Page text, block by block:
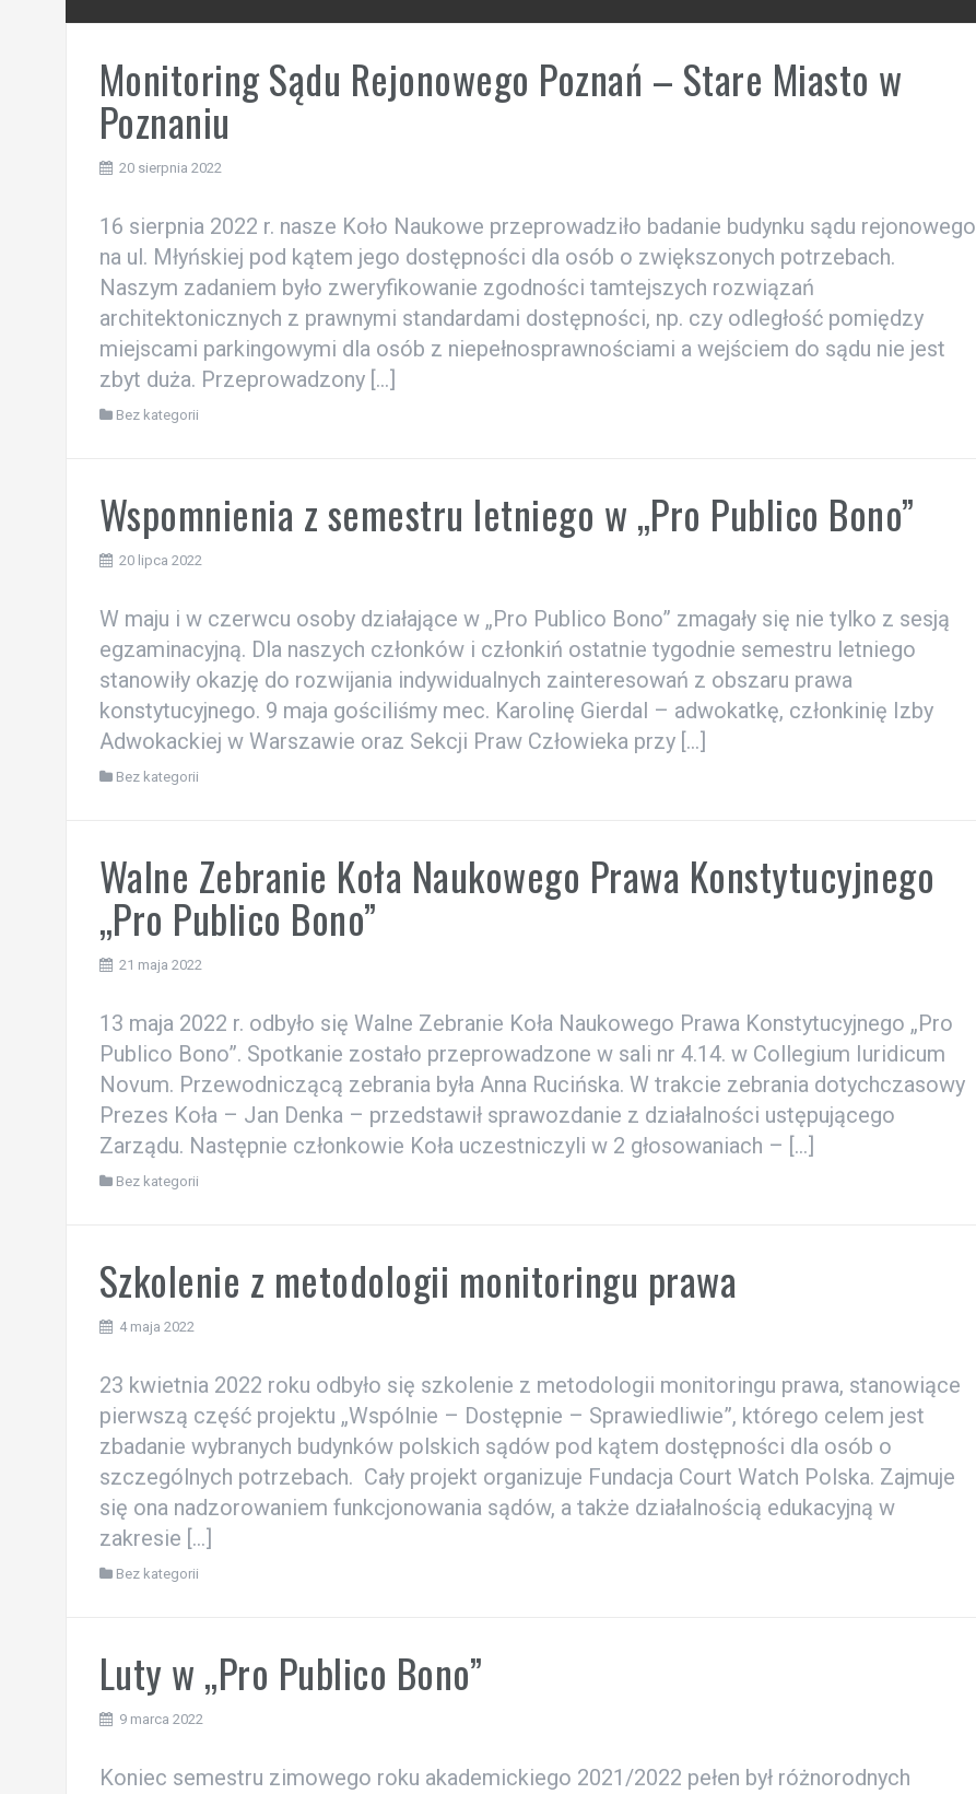
Monitoring Sądu Rejonowego Poznań – Stare Miasto w
Poznaniu
20 sierpnia 2022
16 sierpnia 2022 r. nasze Koło Naukowe przeprowadziło badanie budynku sądu rejonowego
na ul. Młyńskiej pod kątem jego dostępności dla osób o zwiększonych potrzebach.
Naszym zadaniem było zweryfikowanie zgodności tamtejszych rozwiązań
architektonicznych z prawnymi standardami dostępności, np. czy odległość pomiędzy
miejscami parkingowymi dla osób z niepełnosprawnościami a wejściem do sądu nie jest
zbyt duża. Przeprowadzony […]
Bez kategorii
Wspomnienia z semestru letniego w „Pro Publico Bono”
20 lipca 2022
W maju i w czerwcu osoby działające w „Pro Publico Bono” zmagały się nie tylko z sesją
egzaminacyjną. Dla naszych członków i członkiń ostatnie tygodnie semestru letniego
stanowiły okazję do rozwijania indywidualnych zainteresowań z obszaru prawa
konstytucyjnego. 9 maja gościliśmy mec. Karolinę Gierdal – adwokatkę, członkinię Izby
Adwokackiej w Warszawie oraz Sekcji Praw Człowieka przy […]
Bez kategorii
Walne Zebranie Koła Naukowego Prawa Konstytucyjnego
„Pro Publico Bono”
21 maja 2022
13 maja 2022 r. odbyło się Walne Zebranie Koła Naukowego Prawa Konstytucyjnego „Pro
Publico Bono”. Spotkanie zostało przeprowadzone w sali nr 4.14. w Collegium Iuridicum
Novum. Przewodniczącą zebrania była Anna Rucińska. W trakcie zebrania dotychczasowy
Prezes Koła – Jan Denka – przedstawił sprawozdanie z działalności ustępującego
Zarządu. Następnie członkowie Koła uczestniczyli w 2 głosowaniach – […]
Bez kategorii
Szkolenie z metodologii monitoringu prawa
4 maja 2022
23 kwietnia 2022 roku odbyło się szkolenie z metodologii monitoringu prawa, stanowiące
pierwszą część projektu „Wspólnie – Dostępnie – Sprawiedliwie”, którego celem jest
zbadanie wybranych budynków polskich sądów pod kątem dostępności dla osób o
szczególnych potrzebach. Cały projekt organizuje Fundacja Court Watch Polska. Zajmuje
się ona nadzorowaniem funkcjonowania sądów, a także działalnością edukacyjną w
zakresie […]
Bez kategorii
Luty w „Pro Publico Bono”
9 marca 2022
Koniec semestru zimowego roku akademickiego 2021/2022 pełen był różnorodnych